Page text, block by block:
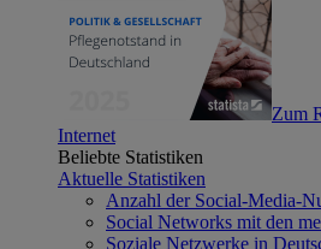
Zum
Internet
Beliebte Statistiken
Aktuelle Statistiken
Anzahl der Social-Media-
Social Networks mit den
Soziale Netzwerke in